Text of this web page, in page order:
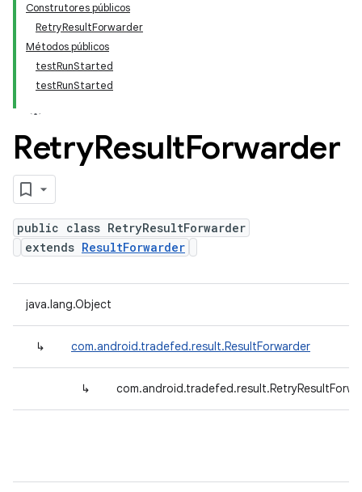
Construtores públicos
RetryResultForwarder
Métodos públicos
testRunStarted
testRunStarted
RetryResultForwarder
public class RetryResultForwarder
extends ResultForwarder
java.lang.Object
↳ com.android.tradefed.result.ResultForwarder
↳